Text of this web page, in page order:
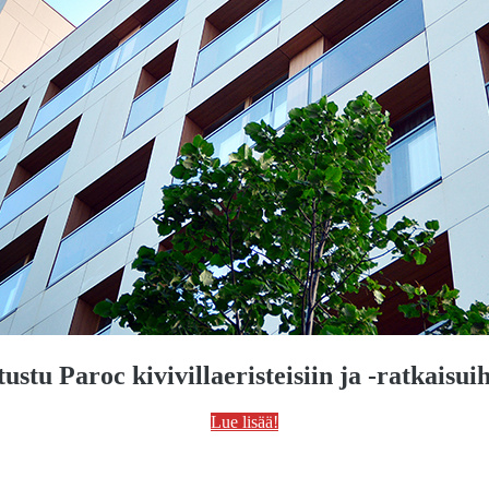
Paroc kivivillaeristeisiin ja -
Lue lisää!